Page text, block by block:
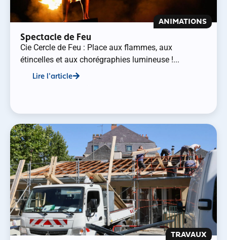
ANIMATIONS
Spectacle de Feu
Cie Cercle de Feu : Place aux flammes, aux
étincelles et aux chorégraphies lumineuse !...
Lire l'article
TRAVAUX